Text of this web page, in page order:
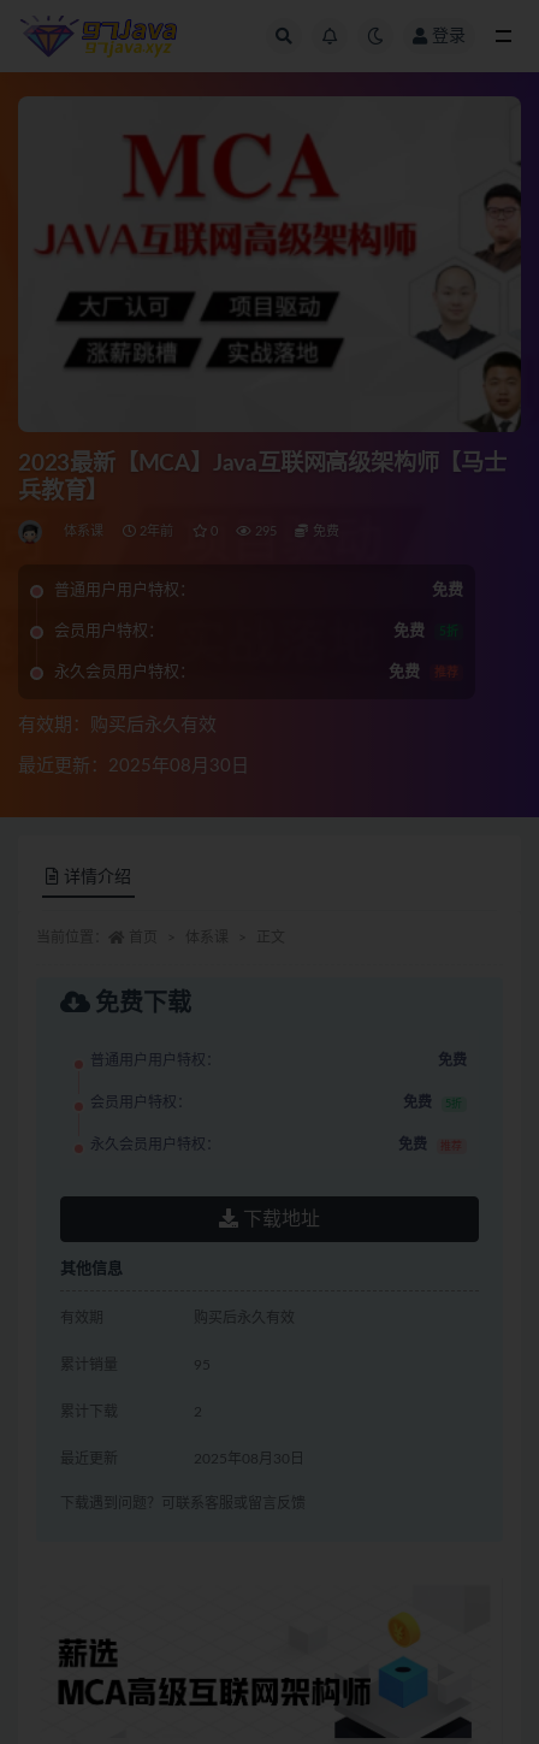
登录
2023最新【MCA】Java互联网高级架构师【马士
兵教育】
体系课 2年前 0 295 免费
普通用户用户特权： 免费
会员用户特权： 免费 5折
永久会员用户特权： 免费 推荐
有效期：购买后永久有效
最近更新：2025年08月30日
详情介绍
免费下载
普通用户用户特权： 免费
会员用户特权： 免费 5折
永久会员用户特权： 免费 推荐
下载地址
其他信息
有效期 购买后永久有效
累计销量 95
累计下载 2
最近更新 2025年08月30日
下载遇到问题？可联系客服或留言反馈